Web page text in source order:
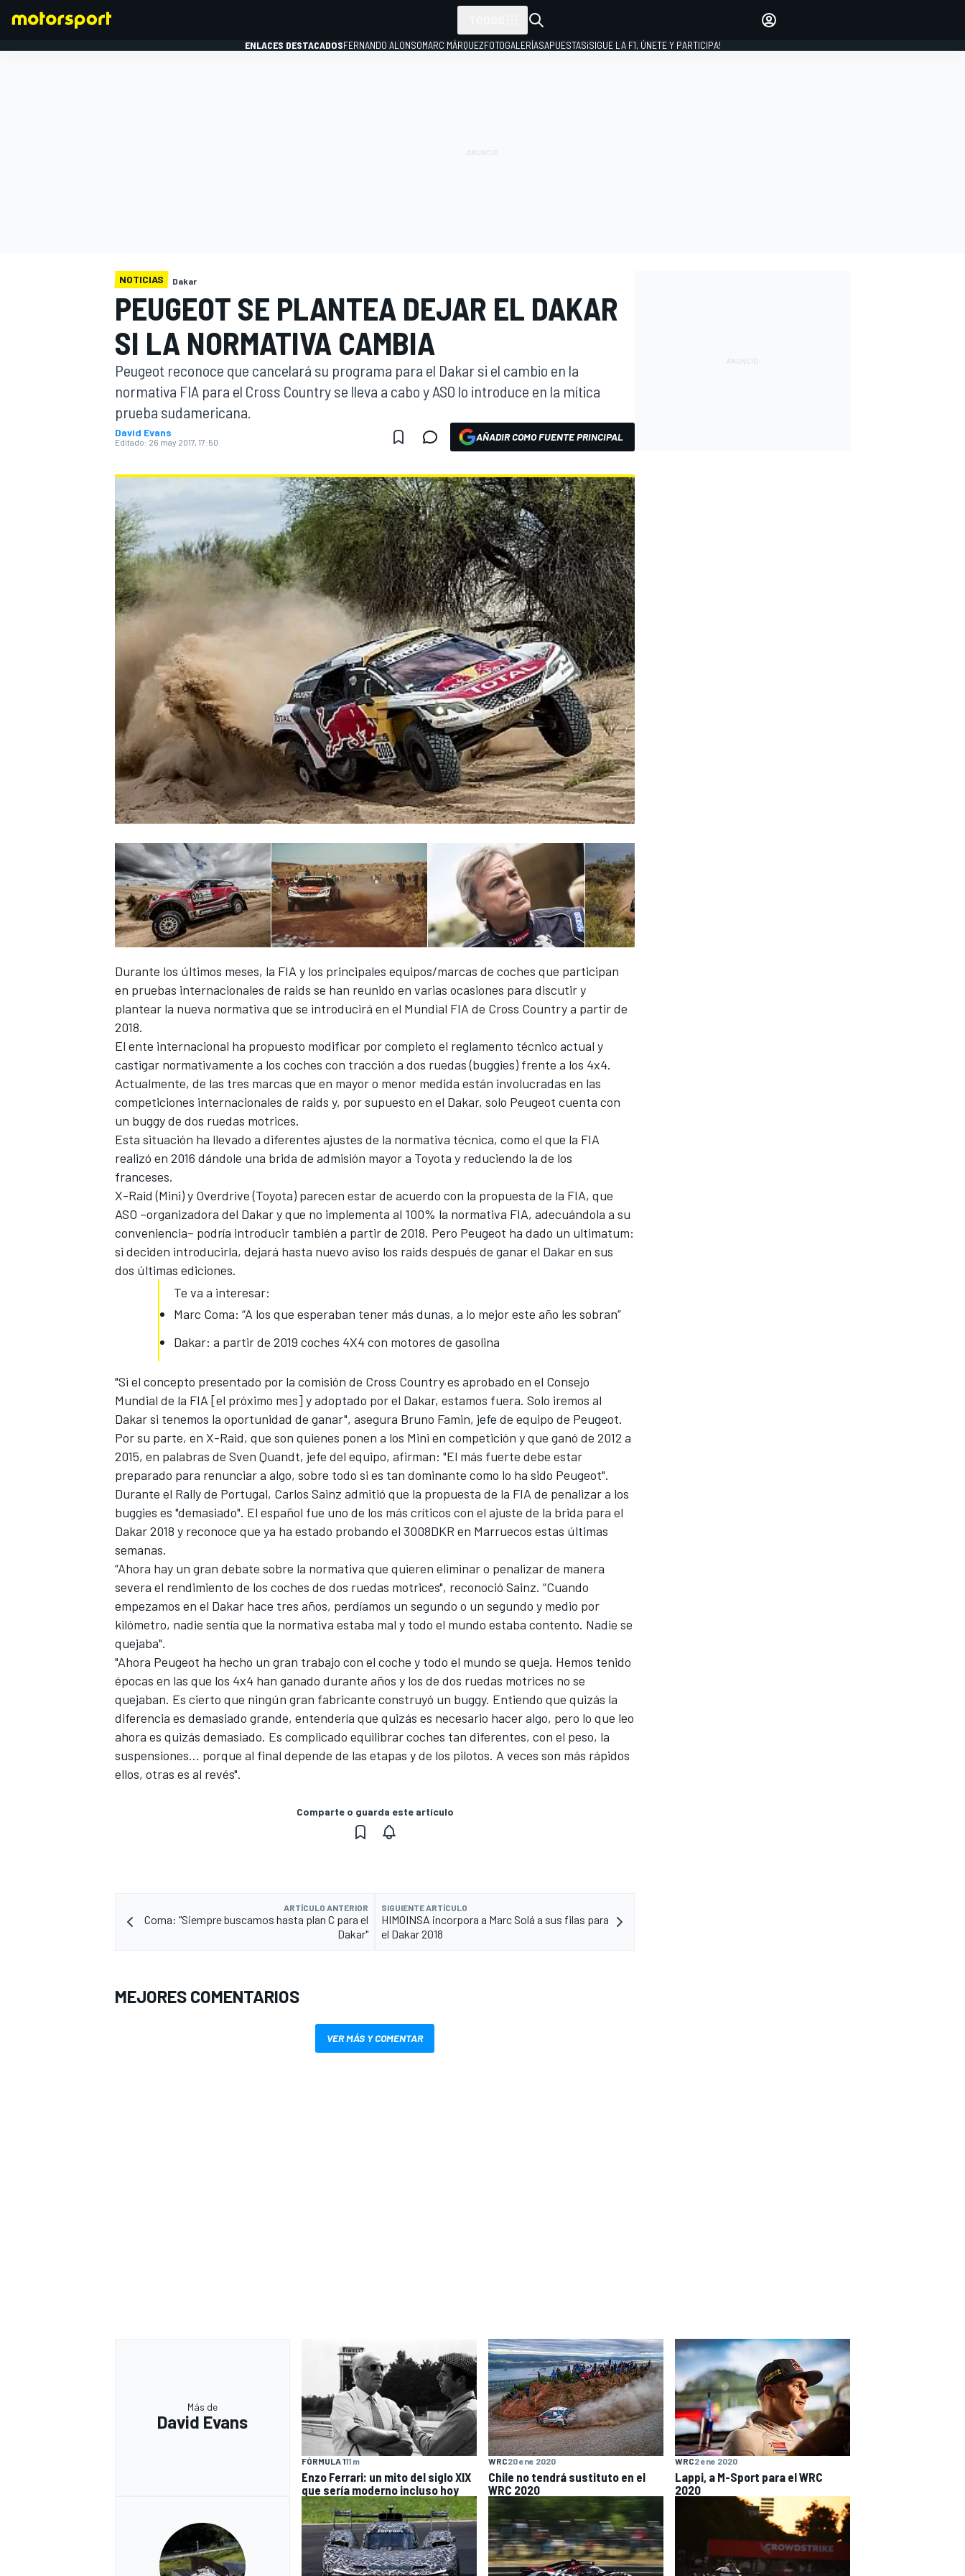
WEC FÓRMULA E
MÁS CATEGORÍAS
ENLACES DESTACADOSFERNANDO ALONSOMARC MÁRQUEZFOTOGALERÍASAPUESTAS¡SIGUE LA F1, ÚNETE Y PARTICIPA!
NOTICIAS Dakar
PEUGEOT SE PLANTEA DEJAR EL DAKAR
SI LA NORMATIVA CAMBIA
Peugeot reconoce que cancelará su programa para el Dakar si el cambio en la
normativa FIA para el Cross Country se lleva a cabo y ASO lo introduce en la mítica
prueba sudamericana.
David Evans
Editado: 26 may 2017, 17:50 AÑADIR COMO FUENTE PRINCIPAL
Durante los últimos meses, la FIA y los principales equipos/marcas de coches que participan
en pruebas internacionales de raids se han reunido en varias ocasiones para discutir y
plantear la nueva normativa que se introducirá en el Mundial FIA de Cross Country a partir de
2018.
El ente internacional ha propuesto modificar por completo el reglamento técnico actual y
castigar normativamente a los coches con tracción a dos ruedas (buggies) frente a los 4x4.
Actualmente, de las tres marcas que en mayor o menor medida están involucradas en las
competiciones internacionales de raids y, por supuesto en el Dakar, solo Peugeot cuenta con
un buggy de dos ruedas motrices.
Esta situación ha llevado a diferentes ajustes de la normativa técnica, como el que la FIA
realizó en 2016 dándole una brida de admisión mayor a Toyota y reduciendo la de los
franceses.
X-Raid (Mini) y Overdrive (Toyota) parecen estar de acuerdo con la propuesta de la FIA, que
ASO –organizadora del Dakar y que no implementa al 100% la normativa FIA, adecuándola a su
conveniencia– podría introducir también a partir de 2018. Pero Peugeot ha dado un ultimatum:
si deciden introducirla, dejará hasta nuevo aviso los raids después de ganar el Dakaren sus
dos últimas ediciones.
Te va a interesar:
Marc Coma: “A los que esperaban tener más dunas, a lo mejor este año les sobran”
Dakar: a partir de 2019 coches 4X4 con motores de gasolina
"Si el concepto presentado por la comisión de Cross Countryes aprobado en el Consejo
Mundial de la FIA [el próximo mes] y adoptado por el Dakar, estamos fuera. Solo iremos al
Dakar si tenemos la oportunidad de ganar", asegura Bruno Famin, jefe de equipo de Peugeot.
Por su parte, en X-Raid, que son quienes ponen a los Mini en competición y que ganó de 2012 a
2015, en palabras de Sven Quandt, jefe del equipo, afirman: "El más fuerte debe estar
preparado para renunciar a algo, sobre todo si es tan dominante como lo ha sido Peugeot".
Durante el Rally de Portugal, Carlos Sainz admitió que la propuesta de la FIA de penalizar a los
buggies es "demasiado". El español fue uno de los más críticos con el ajuste de la brida para el
Dakar 2018 y reconoce que ya ha estado probando el 3008DKR en Marruecos estas últimas
semanas.
“Ahora hay un gran debate sobre la normativa que quieren eliminar o penalizar de manera
severa el rendimiento de los coches de dos ruedas motrices", reconoció Sainz. “Cuando
empezamos en el Dakar hace tres años, perdíamos un segundo o un segundo y medio por
kilómetro, nadie sentía que la normativa estaba mal y todo el mundo estaba contento. Nadie se
quejaba".
"Ahora Peugeot ha hecho un gran trabajo con el coche y todo el mundo se queja. Hemos tenido
épocas en las que los 4x4 han ganado durante años y los de dos ruedas motrices no se
quejaban. Es cierto que ningún gran fabricante construyó un buggy. Entiendo que quizás la
diferencia es demasiado grande, entendería que quizás es necesario hacer algo, pero lo que leo
ahora es quizás demasiado. Es complicado equilibrar coches tan diferentes, con el peso, la
suspensiones… porque al final depende de las etapas y de los pilotos. A veces son más rápidos
ellos, otras es al revés".
Comparte o guarda este artículo
ARTÍCULO ANTERIOR
Coma: "Siempre buscamos hasta plan C para el
Dakar"
SIGUIENTE ARTÍCULO
HIMOINSA incorpora a Marc Solá a sus filas para
el Dakar 2018
MEJORES COMENTARIOS
VER MÁS Y COMENTAR
Más de
David Evans
FÓRMULA 111 m
Enzo Ferrari: un mito del siglo XIX
que sería moderno incluso hoy
WRC20 ene 2020
Chile no tendrá sustituto en el
WRC 2020
WRC2 ene 2020
Lappi, a M-Sport para el WRC
2020